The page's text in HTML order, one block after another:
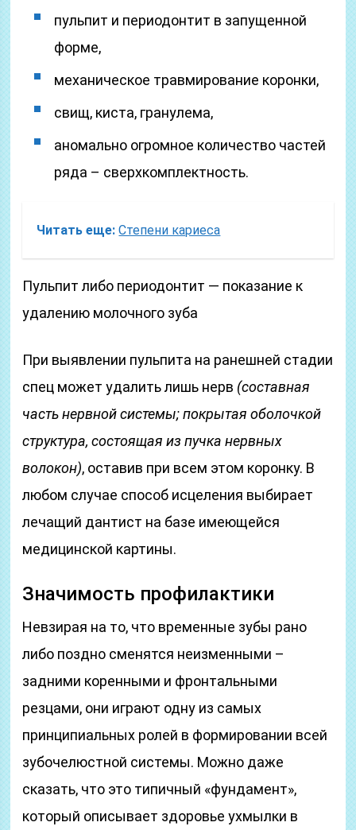
пульпит и периодонтит в запущенной
форме,
механическое травмирование коронки,
свищ, киста, гранулема,
аномально огромное количество частей
ряда – сверхкомплектность.
Читать еще: Степени кариеса
Пульпит либо периодонтит — показание к
удалению молочного зуба
При выявлении пульпита на ранешней стадии
спец может удалить лишь нерв (составная
часть нервной системы; покрытая оболочкой
структура, состоящая из пучка нервных
волокон), оставив при всем этом коронку. В
любом случае способ исцеления выбирает
лечащий дантист на базе имеющейся
медицинской картины.
Значимость профилактики
Невзирая на то, что временные зубы рано
либо поздно сменятся неизменными –
задними коренными и фронтальными
резцами, они играют одну из самых
принципиальных ролей в формировании всей
зубочелюстной системы. Можно даже
сказать, что это типичный «фундамент»,
который описывает здоровье ухмылки в